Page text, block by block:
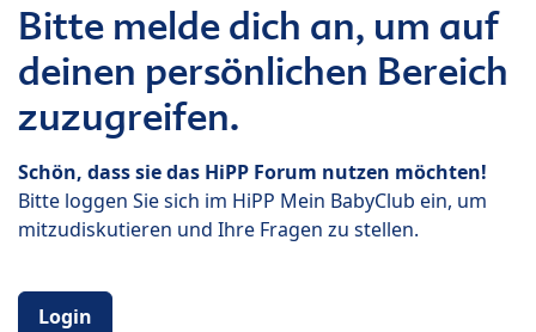
Bitte melde dich an, um auf
deinen persönlichen Bereich
zuzugreifen.
Schön, dass sie das HiPP Forum nutzen möchten!
Bitte loggen Sie sich im HiPP Mein BabyClub ein, um
mitzudiskutieren und Ihre Fragen zu stellen.
Login